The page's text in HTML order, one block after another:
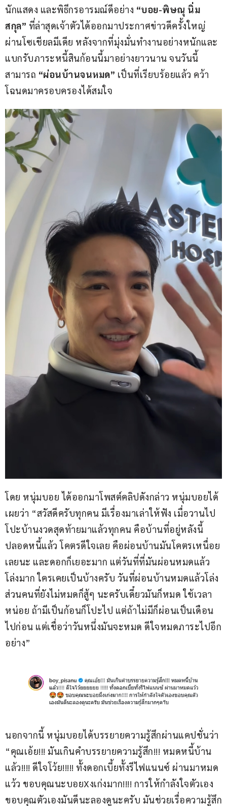
นักแสดง และพิธีกรอารมณ์ดีอย่าง “บอย-พิษณุ นิ่ม
สกุล” ที่ล่าสุดเจ้าตัวได้ออกมาประกาศข่าวดีครั้งใหญ่
ผ่านโซเชียลมีเดีย หลังจากที่มุ่งมั่นทำงานอย่างหนักและ
แบกรับภาระหนี้สินก้อนนี้มาอย่างยาวนาน จนวันนี้
สามารถ “ผ่อนบ้านจนหมด” เป็นที่เรียบร้อยแล้ว คว้า
โฉนดมาครอบครองได้สมใจ
โดย หนุ่มบอย ได้ออกมาโพสต์คลิปดังกล่าว หนุ่มบอยได้
เผยว่า “สวัสดีครับทุกคน มีเรื่องมาเล่าให้ฟัง เมื่อวานไป
โปะบ้านงวดสุดท้ายมาแล้วทุกคน คือบ้านที่อยู่หลังนี้
ปลอดหนี้แล้ว โคตรดีใจเลย คือผ่อนบ้านมันโคตรเหนื่อย
เลยนะ และดอกก็เยอะมาก แต่วันที่ที่มันผ่อนหมดแล้ว
โล่งมาก ใครเคยเป็นบ้างครับ วันที่ผ่อนบ้านหมดแล้วโล่ง
ส่วนคนที่ยังไม่หมดก็สู้ๆ นะครับเดี๋ยวมันก็หมด ใช้เวลา
หน่อย ถ้ามีเป็นก้อนก็โปะไป แต่ถ้าไม่มีก็ผ่อนเป็นเดือน
ไปก่อน แต่เชื่อว่าวันหนึ่งมันจะหมด ดีใจหมดภาระไปอีก
อย่าง”
นอกจากนี้ หนุ่มบอยได้บรรยายความรู้สึกผ่านแคปชั่นว่า
“คุณเอ้ย!!! มันเกินคำบรรยายความรู้สึก!!! หมดหนี้บ้าน
แล้ว!!!! ดีใจโว้ย!!!!! ทั้งดอกเบี้ยทั้งรีไฟแนนซ์ ผ่านมาหมด
แว้ว ขอบคุณนะบอยXงเก่งมาก!!!! การให้กำลังใจตัวเอง
ขอบคุณตัวเองมันดีนะลองดูนะครับ มันช่วยเรื่อความรู้สึก